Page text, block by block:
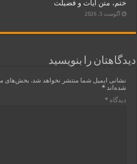
ختم، متن آیات و فضیلت
آگوست 5, 2026
دیدگاهتان را بنویسید
نشانی ایمیل شما منتشر نخواهد شد. بخش‌های
شده‌اند*
دیدگاه*